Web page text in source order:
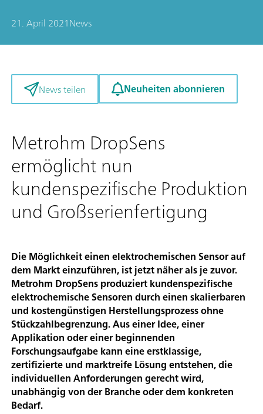
21. April 2021News
News teilen Neuheiten abonnieren
Metrohm DropSens
ermöglicht nun
kundenspezifische Produktion
und Großserienfertigung
Die Möglichkeit einen elektrochemischen Sensor auf
dem Markt einzuführen, ist jetzt näher als je zuvor.
Metrohm DropSens produziert kundenspezifische
elektrochemische Sensoren durch einen skalierbaren
und kostengünstigen Herstellungsprozess ohne
Stückzahlbegrenzung. Aus einer Idee, einer
Applikation oder einer beginnenden
Forschungsaufgabe kann eine erstklassige,
zertifizierte und marktreife Lösung entstehen, die
individuellen Anforderungen gerecht wird,
unabhängig von der Branche oder dem konkreten
Bedarf.